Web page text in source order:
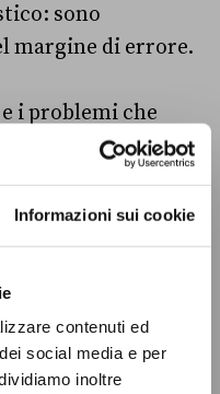
Informazioni sui cookie
contenuti ed
social media e per
inoltre
sono
margine di errore.
i problemi che
è sempre
aggregano
elaborata
, e concentrarsi
non sulle
opinioni relative a